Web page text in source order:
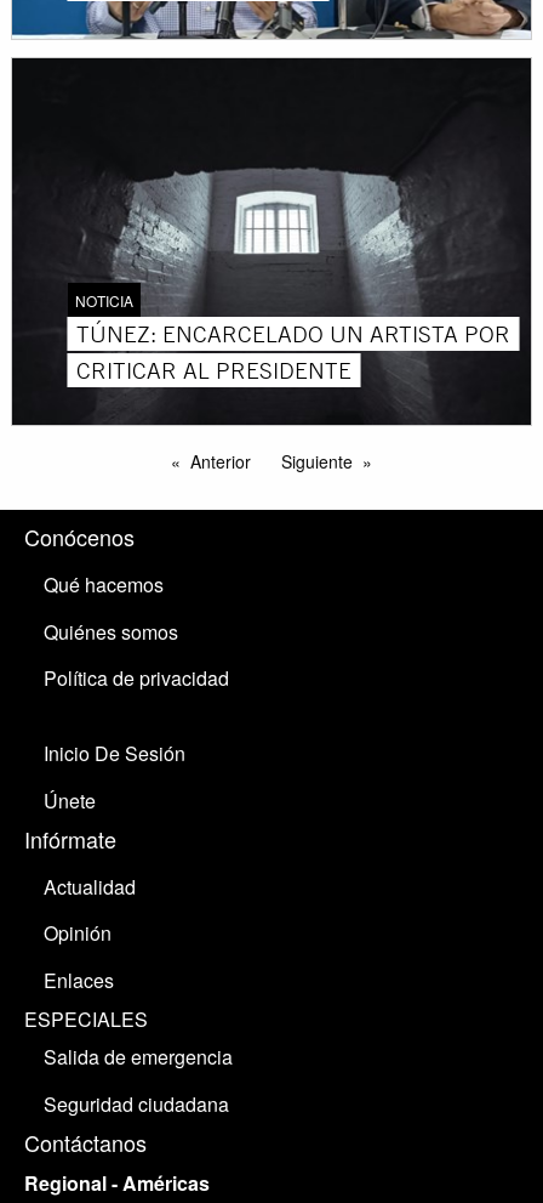
NOTICIA
TÚNEZ: ENCARCELADO UN ARTISTA POR
CRITICAR AL PRESIDENTE
Anterior Siguiente
Conócenos
Qué hacemos
Quiénes somos
Política de privacidad
Inicio De Sesión
Únete
Infórmate
Actualidad
Opinión
Enlaces
ESPECIALES
Salida de emergencia
Seguridad ciudadana
Contáctanos
Regional - Américas